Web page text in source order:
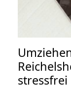
stressfrei